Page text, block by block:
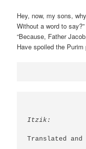
Hey, now, my sons,
Without a word to say?”
“Because, Father
Have spoiled the Purim
Tr. Leonard
Itzik:
Translated